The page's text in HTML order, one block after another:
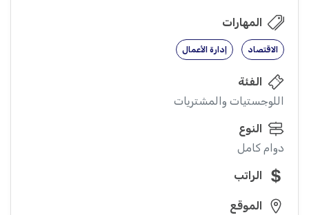
المهارات
الاقتصاد إدارة الأعمال
الفئة
اللوجستيات والمشتريات
النوع
دوام كامل
الراتب
الموقع